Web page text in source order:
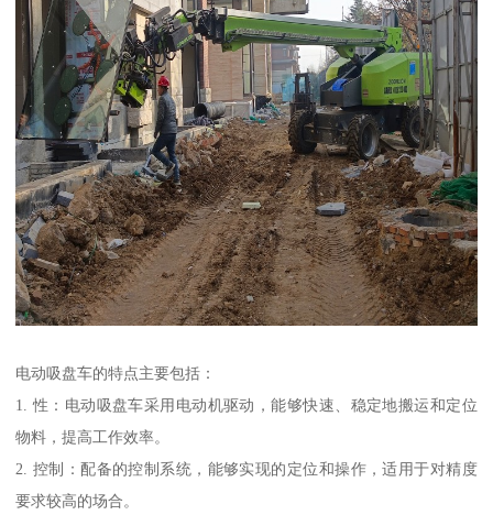
电动吸盘车的特点主要包括：
1. 性：电动吸盘车采用电动机驱动，能够快速、稳定地搬运和定位
物料，提高工作效率。
2. 控制：配备的控制系统，能够实现的定位和操作，适用于对精度
要求较高的场合。